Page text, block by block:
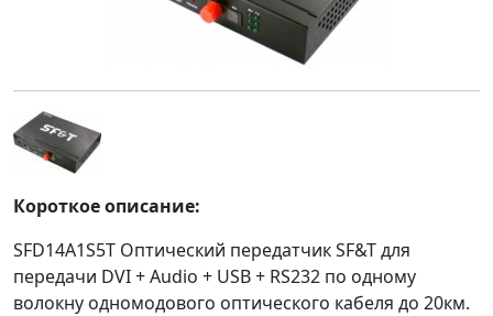
Короткое описание:
SFD14A1S5T Оптический передатчик SF&T для
передачи DVI + Audio + USB + RS232 по одному
волокну одномодового оптического кабеля до 20км.